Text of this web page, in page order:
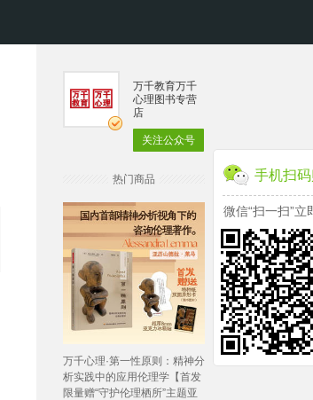
万千教育万千
心理图书专营
店
关注公众号
热门商品
万千心理·第一性原则：精神分
析实践中的应用伦理学【首发
限量赠“守护伦理栖所”主题亚
手机扫
微信“扫一扫”立